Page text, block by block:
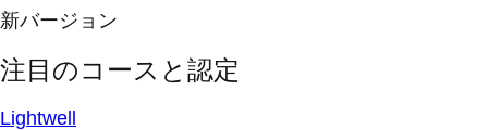
新バージョン
注目のコースと認定
Lightwell